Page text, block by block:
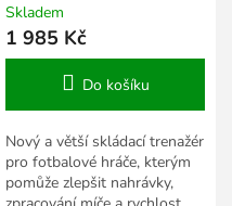
Skladem
1 985 Kč
Do košíku
Nový a větší skládací trenažér
pro fotbalové hráče, kterým
pomůže zlepšit nahrávky,